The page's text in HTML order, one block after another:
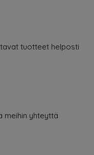
tuotteet helposti
meihin yhteyttä